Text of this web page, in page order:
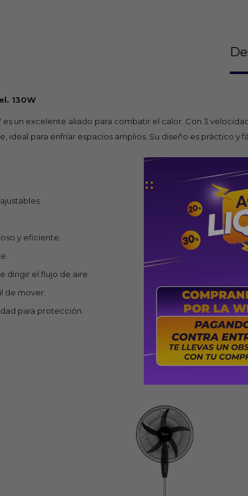
130W
es un excelente aliado para combatir el calor. Con 3
ideal para enfriar espacios amplios. Su diseño es práctico y
y eficiente.
dirigir el flujo de aire.
de mover.
para protección.
PRODUCTOS